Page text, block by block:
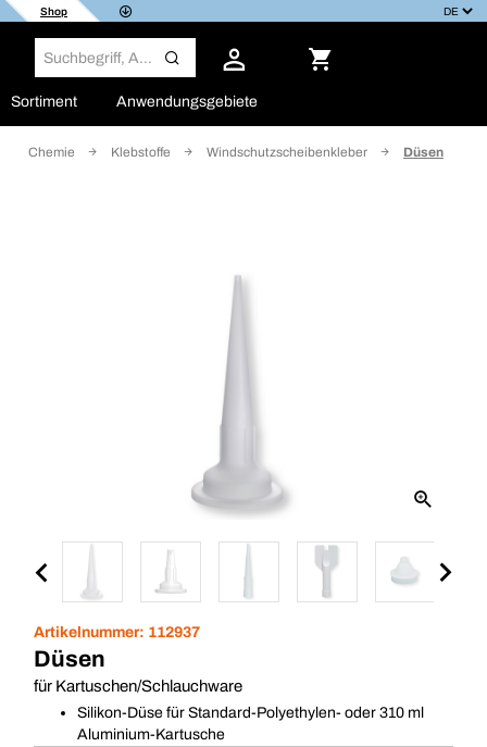
Shop
Sortiment Anwendungsgebiete
Chemie Klebstoffe Windschutzscheibenkleber Düsen
Artikelnummer: 112937
Düsen
für Kartuschen/Schlauchware
Silikon-Düse für Standard-Polyethylen- oder 310 ml
Aluminium-Kartusche